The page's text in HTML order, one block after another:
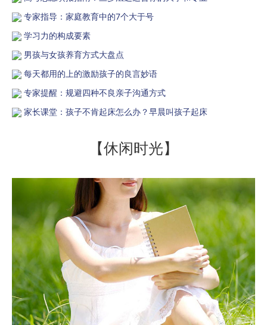
专家指导：家庭教育中的7个大于号
学习力的构成要素
男孩与女孩养育方式大盘点
每天都用的上的激励孩子的良言妙语
专家提醒：规避四种不良亲子沟通方式
家长课堂：孩子不肯起床怎么办？早晨叫孩子起床
【休闲时光】